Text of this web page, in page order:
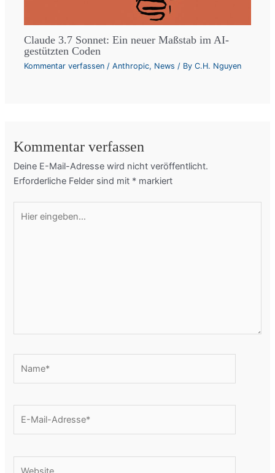
Claude 3.7 Sonnet: Ein neuer Maßstab im AI-
gestützten Coden
Kommentar verfassen /Anthropic, News / ByC.H. Nguyen
Kommentar verfassen
Deine E-Mail-Adresse wird nicht veröffentlicht.
Erforderliche Felder sind mit * markiert
eingeben…